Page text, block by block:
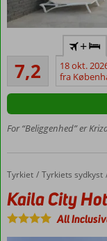
til
Gazipasa
2 pools,
har
rutsjebane
Tæt på
beliggenhed i
Oba tæt på
seværdigheder
7,2
Tilfredsstillende
64
anmeldelser
+
18 okt.
fra
For “Beliggenhed” er
Forside
Tyrkiet Tyrkiets sydkyst
Kaila City Hotel
Kaila City
All